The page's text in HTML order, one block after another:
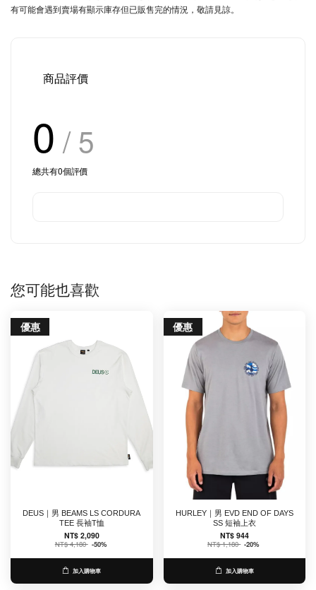
有可能會遇到賣場有顯示庫存但已販售完的情況，敬請見諒。
商品評價
0 / 5
總共有0個評價
您可能也喜歡
優惠
DEUS｜男 BEAMS LS CORDURA
TEE 長袖T恤
NT$ 2,090
NT$ 4,180 -50%
加入購物車
優惠
HURLEY｜男 EVD END OF DAYS
SS 短袖上衣
NT$ 944
NT$ 1,180 -20%
加入購物車